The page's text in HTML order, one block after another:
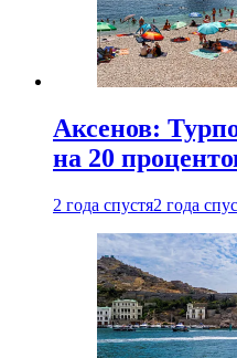
Аксенов:
на 20
2 года спустя2 года